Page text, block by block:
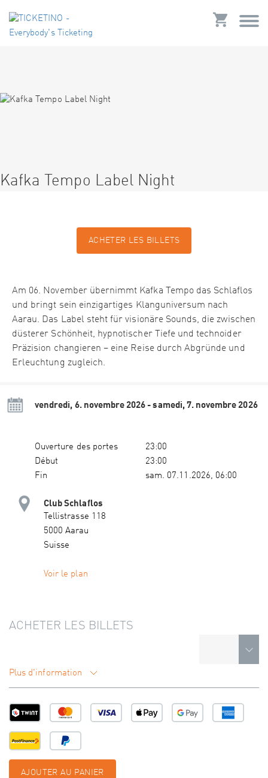
Kafka Tempo Label Night
ACHETER LES BILLETS
Am 06. November übernimmt Kafka Tempo das Schlaflos
und bringt sein einzigartiges Klanguniversum nach
Aarau. Das Label steht für visionäre Sounds, die zwischen
düsterer Schönheit, hypnotischer Tiefe und technoider
Präzision changieren – eine Reise durch Abgründe und
Erleuchtung zugleich.
vendredi, 6. novembre 2026 - samedi, 7. novembre 2026
Ouverture des portes
23:00
Début
23:00
Fin
sam. 07.11.2026, 06:00
Club Schlaflos
Tellistrasse 118
5000 Aarau
Suisse
Voir le plan
ACHETER LES BILLETS
Plus d'information
AJOUTER AU PANIER